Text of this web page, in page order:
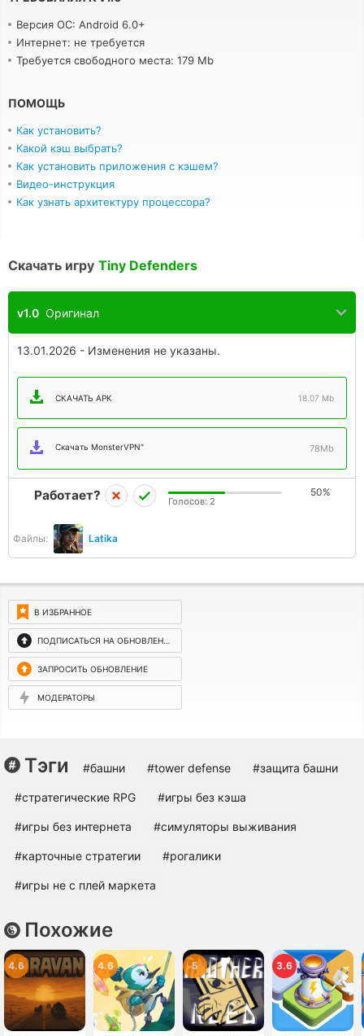
Версия ОС: Android 6.0+
Интернет: не требуется
Требуется свободного места: 179 Mb
ПОМОЩЬ
Как установить?
Какой кэш выбрать?
Как установить приложения с кэшем?
Видео-инструкция
Как узнать архитектуру процессора?
Скачать игру Tiny Defenders
v1.0 Оригинал
13.01.2026 - Изменения не указаны.
СКАЧАТЬ APK 18.07 Mb
Скачать MonsterVPN" 78Mb
Файлы: Latika
Работает? 50%
Голосов: 2
В ИЗБРАННОЕ
ПОДПИСАТЬСЯ НА ОБНОВЛЕНИЯ
ЗАПРОСИТЬ ОБНОВЛЕНИЕ
МОДЕРАТОРЫ
Тэги #башни #tower defense #защита башни
#cтратегические RPG #игры без кэша
#игры без интернета #симуляторы выживания
#карточные стратегии #рогалики
#игры не с плей маркета
Похожие
4.6 4.6 5 3.6